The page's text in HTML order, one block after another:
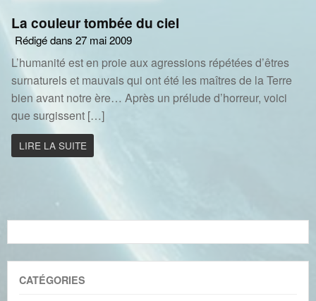
La couleur tombée du ciel
Rédigé dans 27 mai 2009
L’humanité est en proie aux agressions répétées d’êtres
surnaturels et mauvais qui ont été les maîtres de la Terre
bien avant notre ère… Après un prélude d’horreur, voici
que surgissent […]
LIRE LA SUITE
CATÉGORIES